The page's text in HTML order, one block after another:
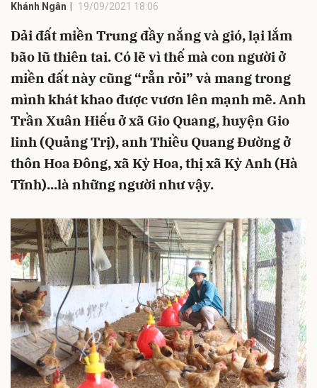
Khánh Ngân 19/09/2021 18:06
Dải đất miền Trung đầy nắng và gió, lại lắm
bão lũ thiên tai. Có lẽ vì thế mà con người ở
miền đất này cũng “rẳn rỏi” và mang trong
mình khát khao được vươn lên mạnh mẽ. Anh
Trần Xuân Hiếu ở xã Gio Quang, huyện Gio
linh (Quảng Trị), anh Thiều Quang Đường ở
thôn Hoa Đông, xã Kỳ Hoa, thị xã Kỳ Anh (Hà
Tĩnh)...là những người như vậy.